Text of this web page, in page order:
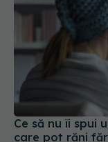
Ce să nu îi spui
care pot răni
schimb
03 aug 2026, 16:56